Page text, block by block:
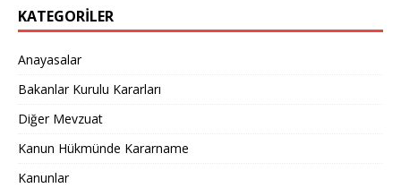
KATEGORILER
Anayasalar
Bakanlar Kurulu Kararları
Diğer Mevzuat
Kanun Hükmünde Kararname
Kanunlar